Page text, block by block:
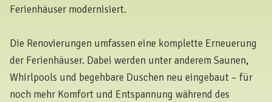
Ferienhäuser modernisiert.
Die Renovierungen umfassen eine komplette Erneuerung
der Ferienhäuser. Dabei werden unter anderem Saunen,
Whirlpools und begehbare Duschen neu eingebaut – für
noch mehr Komfort und Entspannung während des